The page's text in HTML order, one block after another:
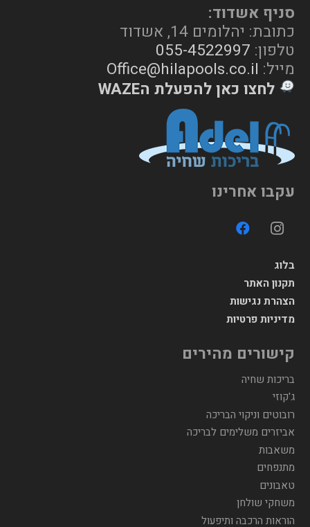
סניף אשדוד:
כתובת: יהלומים 14, אשדוד
טלפון: 055-4522997
מייל: Office@hilapools.co.il
לחצו כאן להפעלת הWAZE
עקבו אחרינו
בלוג
תקנון האתר
הצהרת נגישות
מדיניות פרטיות
קישורים מהירים
בריכות שחיה
ג'קוזי
רובוטים וניקוי הבריכה
אביזרים משלימים לבריכה
משאבות
מתנפחים
טאבונים
משחקי שולחן
הוראות הרכבה ותיפעול